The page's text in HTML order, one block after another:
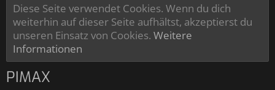
Diese Seite verwendet Cookies. Wenn du dich
weiterhin auf dieser Seite aufhältst, akzeptierst du
unseren Einsatz von Cookies. Weitere
Informationen
PIMAX